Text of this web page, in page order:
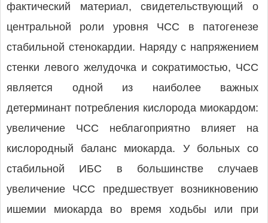
фактический материал, свидетельствующий о
центральной роли уровня ЧСС в патогенезе
стабильной стенокардии. Наряду с напряжением
стенки левого желудочка и сократимостью, ЧСС
является одной из наиболее важных
детерминант потребления кислорода миокардом:
увеличение ЧСС неблагоприятно влияет на
кислородный баланс миокарда. У больных со
стабильной ИБС в большинстве случаев
увеличение ЧСС предшествует возникновению
ишемии миокарда во время ходьбы или при